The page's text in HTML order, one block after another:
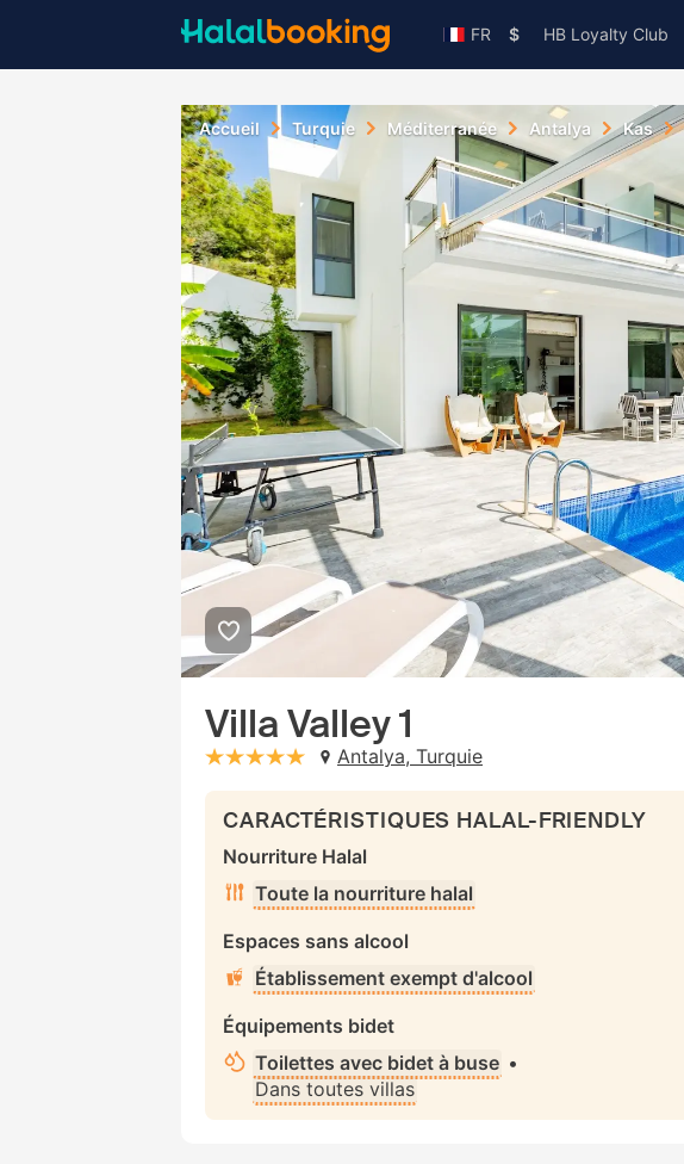
FR $ HB Loyalty Club
Accueil Turquie Méditerranée Antalya Kas
Villa Valley 1
stars: 5
Antalya, Turquie
CARACTÉRISTIQUES HALAL-FRIENDLY
Nourriture Halal
Toute la nourriture halal
Espaces sans alcool
Établissement exempt d'alcool
Équipements bidet
Toilettes avec bidet à buse •
Dans toutes villas